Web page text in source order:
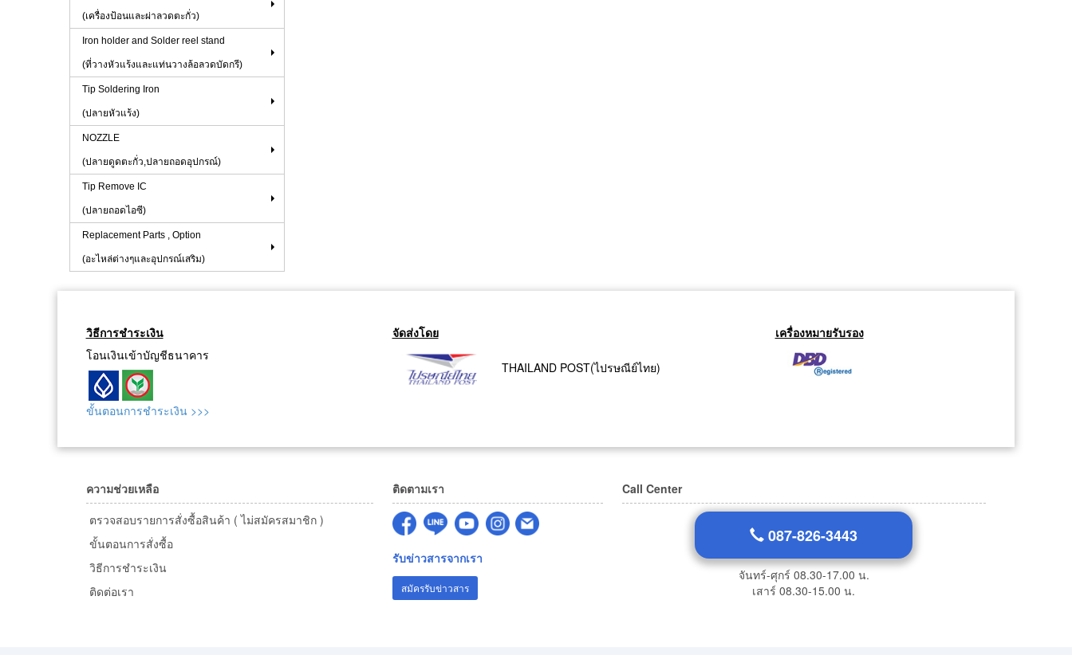
(เครื่องป้อนและผ่าลวดตะกั่ว)
Iron holder and Solder reel stand
(ที่วางหัวแร้งและแท่นวางล้อลวดบัดกรี)
Tip Soldering Iron
(ปลายหัวแร้ง)
NOZZLE
(ปลายดูดตะกั่ว,ปลายถอดอุปกรณ์)
Tip Remove IC
(ปลายถอดไอซี)
Replacement Parts , Option
(อะไหล่ต่างๆและอุปกรณ์เสริม)
วิธีการชำระเงิน
โอนเงินเข้าบัญชีธนาคาร
ขั้นตอนการชำระเงิน >>>
จัดส่งโดย
THAILAND POST(ไปรษณีย์ไทย)
เครื่องหมายรับรอง
ความช่วยเหลือ
ตรวจสอบรายการสั่งซื้อสินค้า ( ไม่สมัครสมาชิก )
ขั้นตอนการสั่งซื้อ
วิธีการชำระเงิน
ติดต่อเรา
ติดตามเรา
รับข่าวสารจากเรา
สมัครรับข่าวสาร
Call Center
087-826-3443
จันทร์-ศุกร์ 08.30-17.00 น.
เสาร์ 08.30-15.00 น.